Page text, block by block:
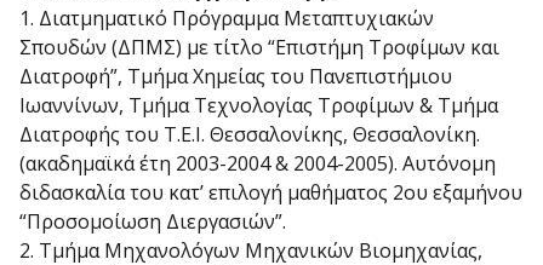
1. Διατμηματικό Πρόγραμμα Μεταπτυχιακών
Σπουδών (ΔΠΜΣ) με τίτλο “Επιστήμη Τροφίμων και
Διατροφή”, Τμήμα Χημείας του Πανεπιστήμιου
Ιωαννίνων, Τμήμα Τεχνολογίας Τροφίμων & Τμήμα
Διατροφής του Τ.Ε.Ι. Θεσσαλονίκης, Θεσσαλονίκη.
(ακαδημαϊκά έτη 2003-2004 & 2004-2005). Αυτόνομη
διδασκαλία του κατ’ επιλογή μαθήματος 2ου εξαμήνου
“Προσομοίωση Διεργασιών”.
2. Τμήμα Μηχανολόγων Μηχανικών Βιομηχανίας,